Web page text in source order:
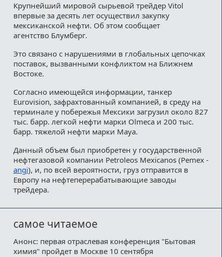
Крупнейший мировой сырьевой трейдер Vitol
впервые за десять лет осуществил закупку
мексиканской нефти. Об этом сообщает
агентство Блумберг.
Это связано с нарушениями в глобальных цепочках
поставок, вызванными конфликтом на Ближнем
Востоке.
Согласно имеющейся информации, танкер
Eurovision, зафрахтованный компанией, в среду на
терминале у побережья Мексики загрузил около 827
тыс. барр. легкой нефти марки Olmeca и 200 тыс.
барр. тяжелой нефти марки Maya.
Данный объем был приобретен у государственной
нефтегазовой компании Petroleos Mexicanos (Pemex -
angi), и, по всей вероятности, груз отправится в
Европу на нефтеперерабатывающие заводы
трейдера.
самое читаемое
Анонс: первая отраслевая конференция "Бытовая
химия" пройдет в Москве 10 сентября